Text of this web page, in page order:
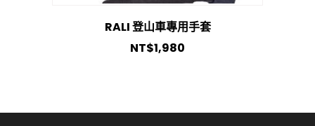
RALI 登山車專用手套
NT$1,980